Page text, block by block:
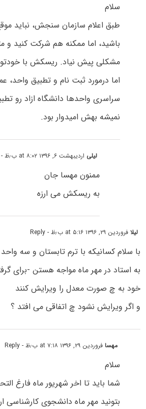
سلام
طبق اعلام سازمان سنجش، نباید
باشید، اما ممکنه هم شرکت کنید و
مشکلی پیش نیاد. ریسکش با
اما درمورد ثبت نام و تطبیق واحد،
سراسری واحدها دانشگاه ازاد رو
نمیشه بهش امیدوار بود.
لیلی اردیبهشت ۶, ۱۳۹۶ at ۸:۰۲ ب٫ظ - Reply
ممنون مهسا جان
به ریسکش می ارزه
لیلافروردین ۲۹, ۱۳۹۶ at ۵:۱۶ ب٫ظ - Reply
با سلام کسانیکه با ترم تابستان و سه
به استاد در مهر ماه مواجه هستن -برای
خود به چ صورت معدل را ویرایش کنند
و اگر ویرایش نشود چ اتفاقی می افتد ؟
مهسافروردین ۲۹, ۱۳۹۶ at ۷:۱۸ ب٫ظ - Reply
سلام
شما باید تا اخر شهریور ماه فارغ
بتونید مهر ماه دانشجوی